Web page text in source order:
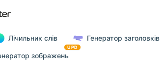
Лічильник слів Генератор заголовків
зображень
UPD